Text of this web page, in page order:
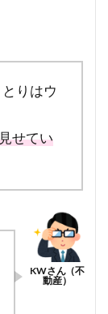
りはウ
せてい